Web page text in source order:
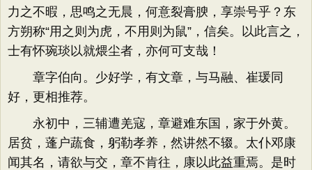
力之不暇，思鸣之无晨，何意裂膏腴，享崇号乎？东
方朔称“用之则为虎，不用则为鼠”，信矣。以此言之，
士有怀琬琰以就煨尘者，亦何可支哉！
章字伯向。少好学，有文章，与马融、崔瑗同
好，更相推荐。
永初中，三辅遭羌寇，章避难东国，家于外黄。
居贫，蓬户蔬食，躬勒孝养，然讲然不辍。太仆邓康
闻其名，请欲与交，章不肯往，康以此益重焉。是时